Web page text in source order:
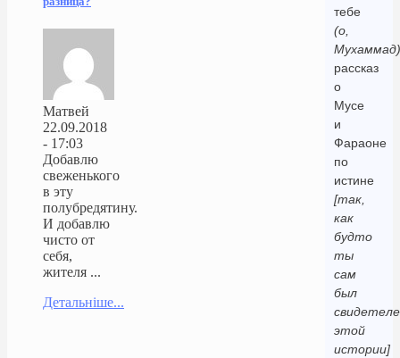
тебе
(о,
Мухаммад)
рассказ
о
Мусе
и
Фараоне
по
истине
[так,
как
будто
ты
сам
был
этой
истории]
Матвей
22.09.2018
- 17:03
Добавлю
свеженького
в эту
полубредятину.
И добавлю
чисто от
себя,
жителя ...
Детальніше...